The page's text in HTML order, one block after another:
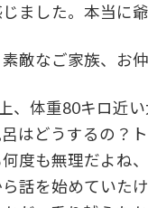
ました。本当に
敵なご家族、お仲
、体重80キロ近
はどうするの？
度も無理だよね
ら話を始めていた